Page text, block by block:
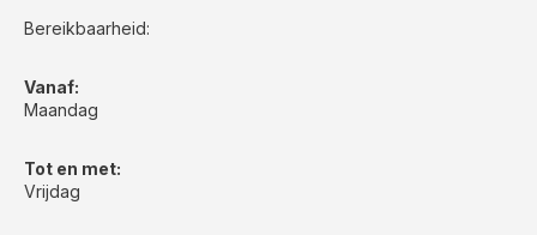
Bereikbaarheid:
Vanaf:
Maandag
Tot en met:
Vrijdag